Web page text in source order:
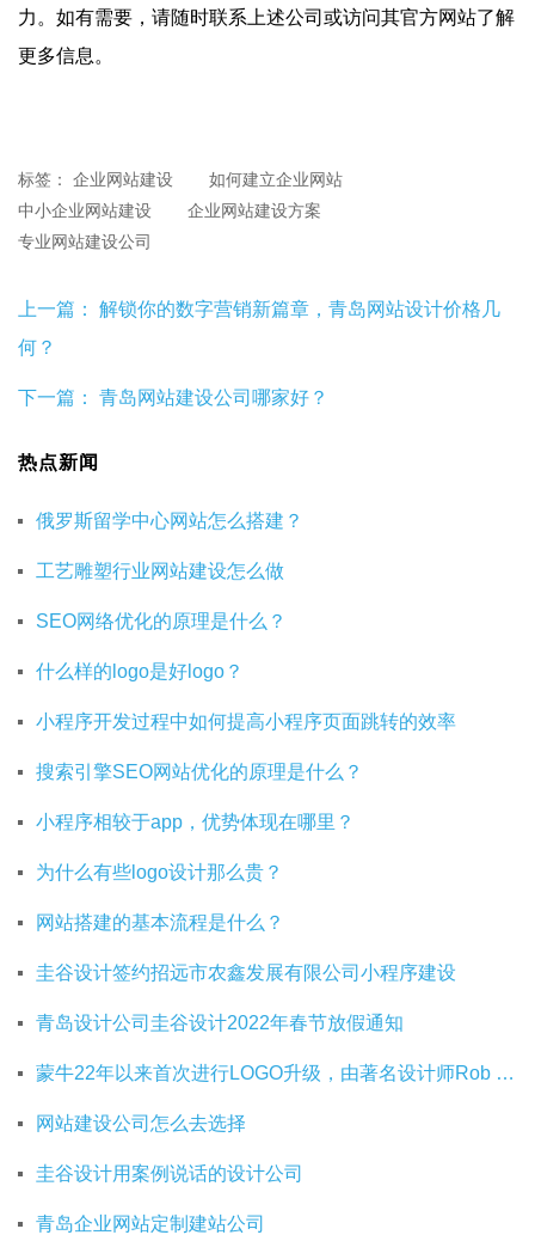
力。如有需要，请随时联系上述公司或访问其官方网站了解
更多信息。
标签： 企业网站建设
如何建立企业网站
中小企业网站建设
企业网站建设方案
专业网站建设公司
上一篇：
解锁你的数字营销新篇章，青岛网站设计价格几
何？
下一篇： 青岛网站建设公司哪家好？
热点新闻
俄罗斯留学中心网站怎么搭建？
工艺雕塑行业网站建设怎么做
SEO网络优化的原理是什么？
什么样的logo是好logo？
小程序开发过程中如何提高小程序页面跳转的效率
搜索引擎SEO网站优化的原理是什么？
小程序相较于app，优势体现在哪里？
为什么有些logo设计那么贵？
网站搭建的基本流程是什么？
圭谷设计签约招远市农鑫发展有限公司小程序建设
青岛设计公司圭谷设计2022年春节放假通知
蒙牛22年以来首次进行LOGO升级，由著名设计师Rob Janoff操刀
网站建设公司怎么去选择
圭谷设计用案例说话的设计公司
青岛企业网站定制建站公司